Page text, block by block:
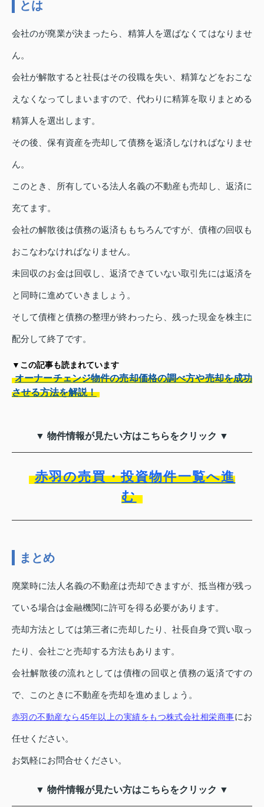
とは
会社のが廃業が決まったら、精算人を選ばなくてはなりませ
ん。
会社が解散すると社長はその役職を失い、精算などをおこな
えなくなってしまいますので、代わりに精算を取りまとめる
精算人を選出します。
その後、保有資産を売却して債務を返済しなければなりませ
ん。
このとき、所有している法人名義の不動産も売却し、返済に
充てます。
会社の解散後は債務の返済ももちろんですが、債権の回収も
おこなわなければなりません。
未回収のお金は回収し、返済できていない取引先には返済を
と同時に進めていきましょう。
そして債権と債務の整理が終わったら、残った現金を株主に
配分して終了です。
▼この記事も読まれています
オーナーチェンジ物件の売却価格の調べ方や売却を成功
させる方法を解説！
▼ 物件情報が見たい方はこちらをクリック ▼
赤羽の売買・投資物件一覧へ進
む
まとめ
廃業時に法人名義の不動産は売却できますが、抵当権が残っ
ている場合は金融機関に許可を得る必要があります。
売却方法としては第三者に売却したり、社長自身で買い取っ
たり、会社ごと売却する方法もあります。
会社解散後の流れとしては債権の回収と債務の返済ですの
で、このときに不動産を売却を進めましょう。
赤羽の不動産なら45年以上の実績をもつ株式会社相栄商事にお
任せください。
お気軽にお問合せください。
▼ 物件情報が見たい方はこちらをクリック ▼